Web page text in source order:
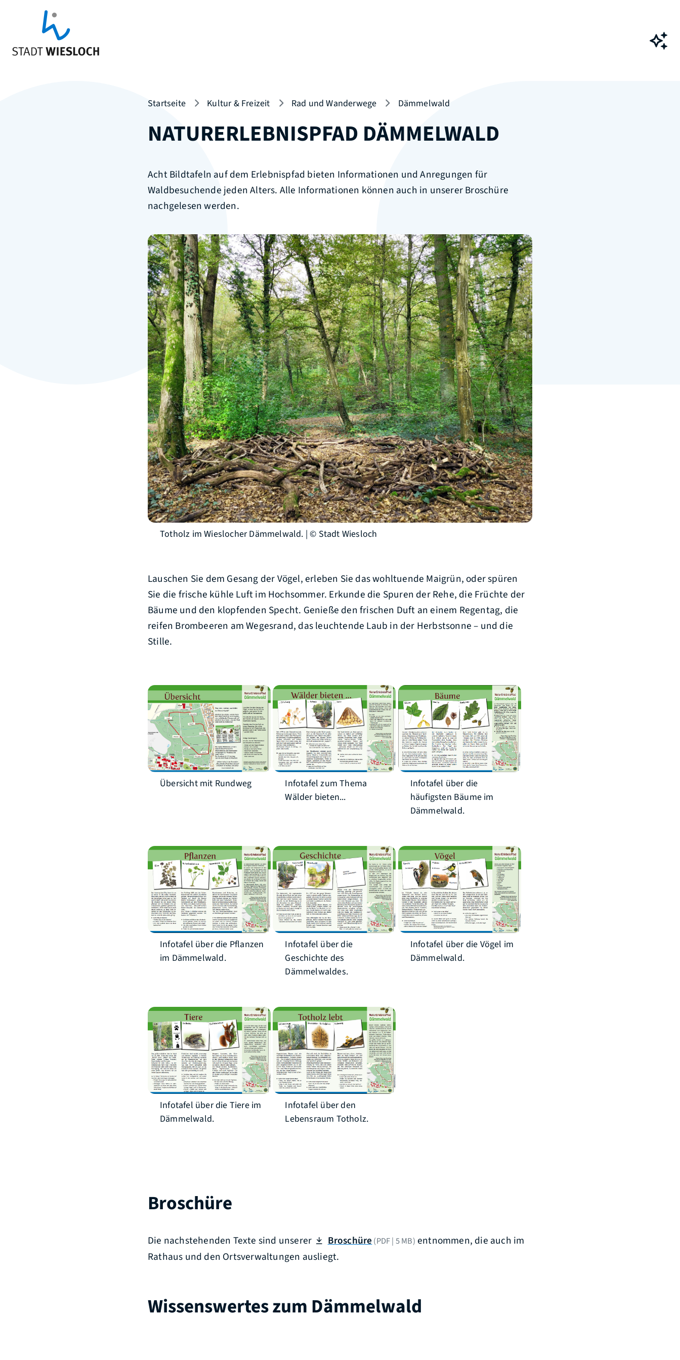
Startseite Kultur & Freizeit Rad und Wanderwege Dämmelwald
NATURERLEBNISPFAD DÄMMELWALD
Acht Bildtafeln auf dem Erlebnispfad bieten Informationen und Anregungen für
Waldbesuchende jeden Alters. Alle Informationen können auch in unserer Broschüre
nachgelesen werden.
Totholz im Wieslocher Dämmelwald. | © Stadt Wiesloch
Lauschen Sie dem Gesang der Vögel, erleben Sie das wohltuende Maigrün, oder spüren
Sie die frische kühle Luft im Hochsommer. Erkunde die Spuren der Rehe, die Früchte der
Bäume und den klopfenden Specht. Genieße den frischen Duft an einem Regentag, die
reifen Brombeeren am Wegesrand, das leuchtende Laub in der Herbstsonne – und die
Stille.
Übersicht mit Rundweg
Infotafel zum Thema
Wälder bieten...
Infotafel über die
häufigsten Bäume im
Dämmelwald.
Infotafel über die Pflanzen
im Dämmelwald.
Infotafel über die
Geschichte des
Dämmelwaldes.
Infotafel über die Vögel im
Dämmelwald.
Infotafel über die Tiere im
Dämmelwald.
Infotafel über den
Lebensraum Totholz.
Broschüre
Die nachstehenden Texte sind unserer Broschüre(PDF | 5MB) entnommen, die auch im
Rathaus und den Ortsverwaltungen ausliegt.
Wissenswertes zum Dämmelwald